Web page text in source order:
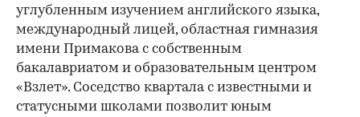
углубленным изучением английского языка,
международный лицей, областная гимназия
имени Примакова с собственным
бакалавриатом и образовательным центром
«Взлет». Соседство квартала с известными и
статусными школами позволит юным